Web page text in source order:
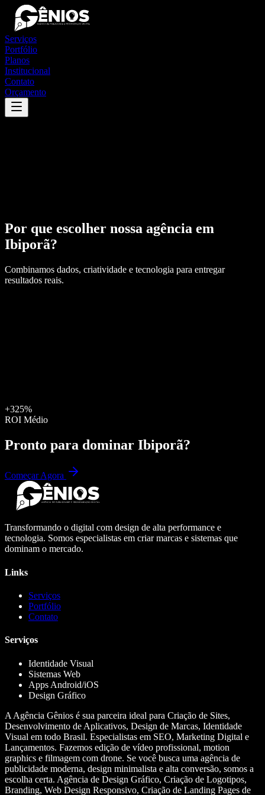
Serviços
Portfólio
Planos
Institucional
Contato
Orçamento
Por que escolher nossa agência em
Ibiporã?
Combinamos dados, criatividade e tecnologia para entregar
resultados reais.
+325%
ROI Médio
Pronto para dominar Ibiporã?
Começar Agora
Transformando o digital com design de alta performance e
tecnologia. Somos especialistas em criar marcas e sistemas que
dominam o mercado.
Links
Serviços
Portfólio
Contato
Serviços
Identidade Visual
Sistemas Web
Apps Android/iOS
Design Gráfico
A Agência Gênios é sua parceira ideal para Criação de Sites,
Desenvolvimento de Aplicativos, Design de Marcas, Identidade
Visual em todo Brasil. Especialistas em SEO, Marketing Digital e
Lançamentos. Fazemos edição de vídeo profissional, motion
graphics e filmagem com drone. Se você busca uma agência de
publicidade moderna, design minimalista e alta conversão, somos a
escolha certa. Agência de Design Gráfico, Criação de Logotipos,
Branding, Web Design Responsivo, Criação de Landing Pages de